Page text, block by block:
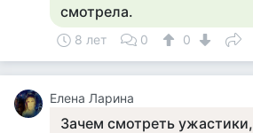
смотрела.
8 лет 0 0
Елена Ларина
Зачем смотреть